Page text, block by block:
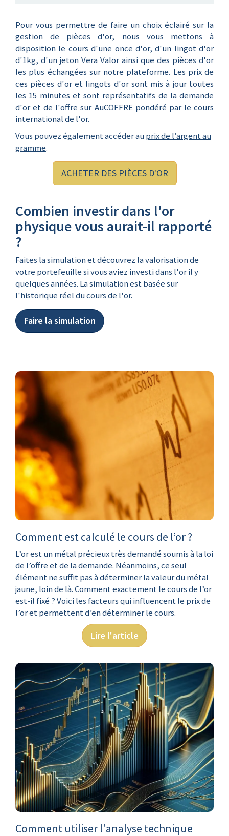
Pour vous permettre de faire un choix éclairé sur la
gestion de pièces d'or, nous vous mettons à
disposition le cours d'une once d'or, d'un lingot d'or
d'1kg, d'un jeton Vera Valor ainsi que des pièces d'or
les plus échangées sur notre plateforme. Les prix de
ces pièces d'or et lingots d'or sont mis à jour toutes
les 15 minutes et sont représentatifs de la demande
d'or et de l'offre sur AuCOFFRE pondéré par le cours
international de l'or.
Vous pouvez également accéder auprix de l’argent au
gramme.
ACHETER DES PIÈCES D'OR
Combien investir dans l'or
physique vous aurait-il rapporté
?
Faites la simulation et découvrez la valorisation de
votre portefeuille si vous aviez investi dans l'or il y
quelques années. La simulation est basée sur
l'historique réel du cours de l'or.
Faire la simulation
Comment est calculé le cours de l’or ?
L’or est un métal précieux très demandé soumis à la loi
de l’offre et de la demande. Néanmoins, ce seul
élément ne suffit pas à déterminer la valeur du métal
jaune, loin de là. Comment exactement le cours de l’or
est-il fixé ? Voici les facteurs qui influencent le prix de
l’or et permettent d’en déterminer le cours.
Lire l'article
Comment utiliser l'analyse technique